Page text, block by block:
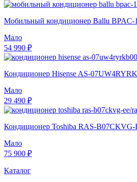
Мобильный кондиционер Ballu BPAC-
Мало
54 990 ₽
Кондиционер Hisense AS-
Мало
29 490 ₽
Кондиционер Toshiba RAS-
Мало
75 900 ₽
Каталог